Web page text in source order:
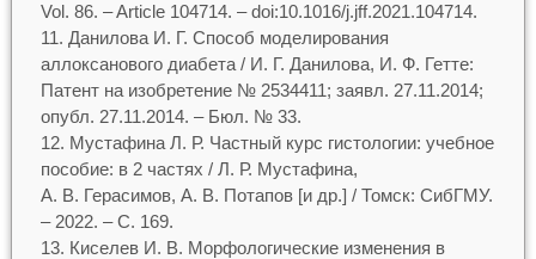
Vol. 86. – Article 104714. – doi:10.1016/j.jff.2021.104714.
Данилова И. Г. Способ моделирования
аллоксанового диабета / И. Г. Данилова, И. Ф. Гетте:
Патент на изобретение № 2534411; заявл. 27.11.2014;
опубл. 27.11.2014. – Бюл. № 33.
Мустафина Л. Р. Частный курс гистологии: учебное
пособие: в 2 частях / Л. Р. Мустафина,
А. В. Герасимов, А. В. Потапов [и др.] / Томск: СибГМУ.
– 2022. – С. 169.
Киселев И. В. Морфологические изменения в